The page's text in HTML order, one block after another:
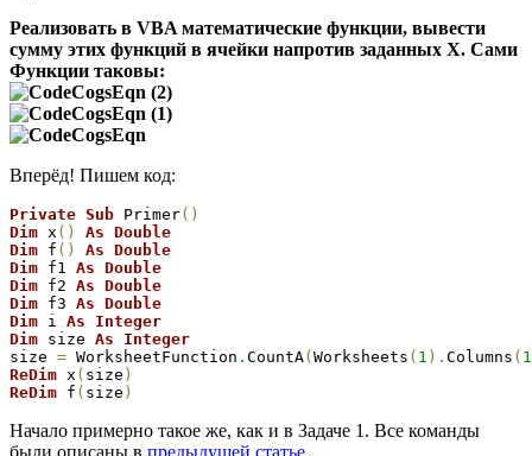
Реализовать в VBA математические функции, вывести
сумму этих функций в ячейки напротив заданных Х. Сами
Функции таковы:
Вперёд! Пишем код:
Private Sub Primer( )
Dim x ( ) As Double
Dim f ( ) As Double
Dim f1 As Double
Dim f2 As Double
Dim f3 As Double
Dim i As
Integer
Dim size As
Integer
size = WorksheetFunction . CountA( Worksheets ( 1 ) . Columns ( 1
ReDim x ( size )
ReDim f ( size )
Начало примерно такое же, как и в Задаче 1. Все команды
были описаны в предыдущей статье.